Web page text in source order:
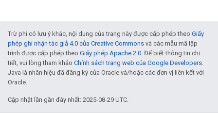
Trừ phi có lưu ý khác, nội dung của trang này được cấp phép theo Giấy
phép ghi nhận tác giả 4.0 của Creative Commons và các mẫu mã lập
trình được cấp phép theo Giấy phép Apache 2.0 . Để biết thông tin chi
tiết, vui lòng tham khảo Chính sách trang web của Google Developers
Java là nhãn hiệu đã đăng ký của Oracle và/hoặc các đơn vị liên kết với
Oracle.
Cập nhật lần gần đây nhất: 2025-08-29 UTC.